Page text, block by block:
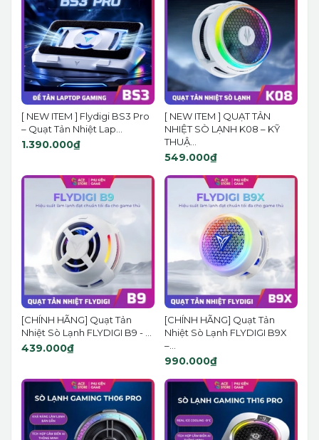
[ NEW ITEM ] Flydigi BS3 Pro
– Quạt Tản Nhiệt Lap...
1.390.000₫
[ NEW ITEM ] QUẠT TẢN
NHIỆT SÒ LẠNH K08 – KỸ
THUẬ...
549.000₫
[CHÍNH HÃNG] Quạt Tản
Nhiệt Sò Lạnh FLYDIGI B9 - ...
439.000₫
[CHÍNH HÃNG] Quạt Tản
Nhiệt Sò Lạnh FLYDIGI B9X
–...
990.000₫